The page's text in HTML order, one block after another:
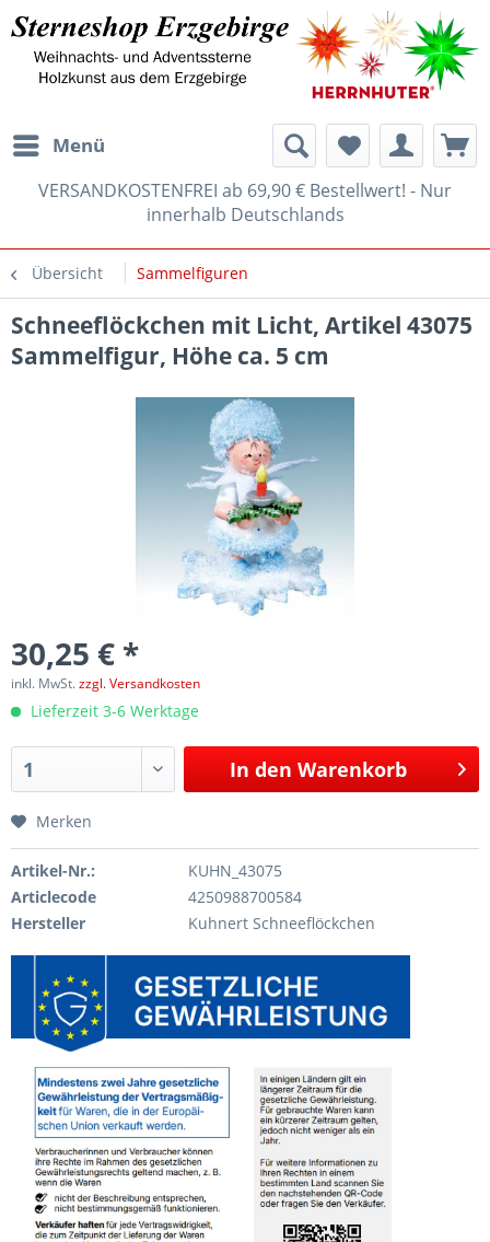
Menü
VERSANDKOSTENFREI ab 69,90 € Bestellwert! - Nur
innerhalb Deutschlands
Übersicht Sammelfiguren
Schneeflöckchen mit Licht, Artikel 43075
Sammelfigur, Höhe ca. 5 cm
30,25 € *
inkl. MwSt.zzgl. Versandkosten
Lieferzeit 3-6 Werktage
In den Warenkorb
Merken
Artikel-Nr.:
KUHN_43075
Articlecode
4250988700584
Hersteller
Kuhnert Schneeflöckchen